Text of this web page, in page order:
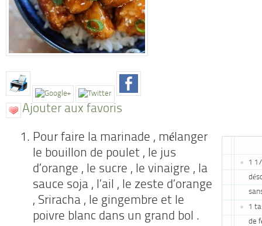
Ajouter aux favoris
1
1
de
Pour faire la marinade , mélanger
le bouillon de poulet , le jus
d’orange , le sucre , le vinaigre , la
sauce soja , l’ail , le zeste d’orange
, Sriracha , le gingembre et le
poivre blanc dans un grand bol .